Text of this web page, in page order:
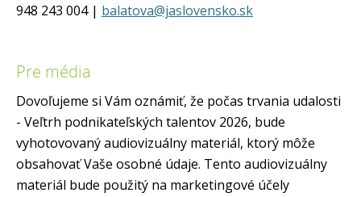
948 243 004 | balatova@jaslovensko.sk
Pre média
Dovoľujeme si Vám oznámiť, že počas trvania udalosti
- Veľtrh podnikateľských talentov 2026, bude
vyhotovovaný audiovizuálny materiál, ktorý môže
obsahovať Vaše osobné údaje. Tento audiovizuálny
materiál bude použitý na marketingové účely